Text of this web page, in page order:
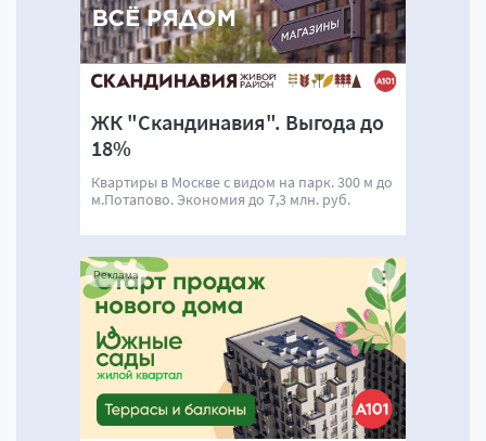
ЖК "Скандинавия". Выгода до
18%
Квартиры в Москве с видом на парк. 300 м до
м.Потапово. Экономия до 7,3 млн. руб.
Реклама